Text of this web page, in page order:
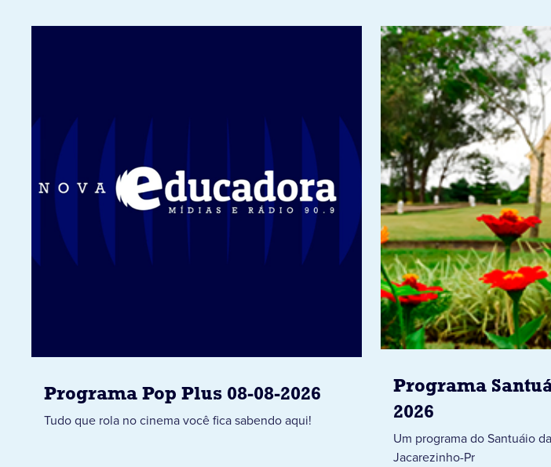
Programa Pop Plus 08-08-2026
Tudo que rola no cinema você fica sabendo aqui!
Programa
2026
Um programa do Santuáio
Jacarezinho-Pr